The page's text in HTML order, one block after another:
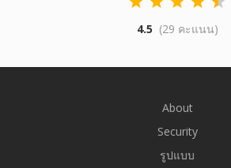
4.5 (29 คะแนน)
About
Security
รูปแบบ